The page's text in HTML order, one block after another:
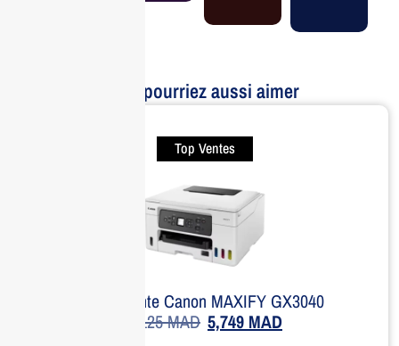
Vous pourriez aussi aimer
Top Ventes
Imprimante Canon MAXIFY GX3040
8,125MAD 5,749 MAD